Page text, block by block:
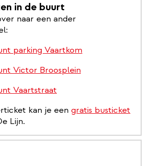
in de buurt
naar een ander
parking Vaartkom
Victor Broosplein
Vaartstraat
kan je een gratis busticket
Lijn.